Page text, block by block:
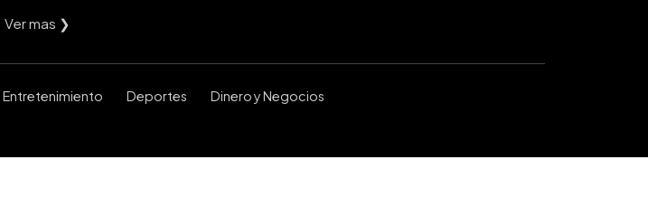
Ver mas ❯
Entretenimiento Deportes Dinero y Negocios